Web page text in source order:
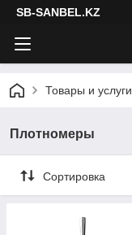
SB-SANBEL.KZ
Товары и услуги
Плотномеры
Сортировка